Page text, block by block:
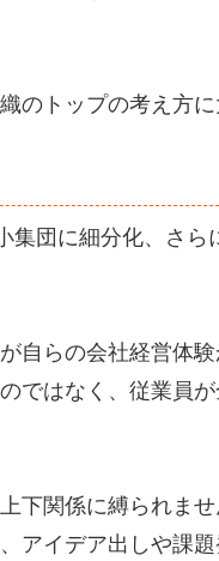
のトップの考え方に
集団に細分化、さ
自らの会社経営体
ではなく、従業員
下関係に縛られませ
アイデア出しや課